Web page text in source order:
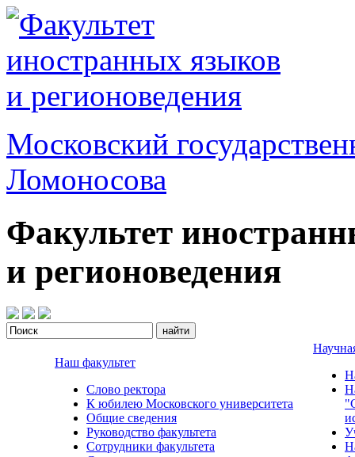
Московский
Ломоносова
Факультет
и регионоведения
Наш факультет
Слово ректора
К юбилею Московского университета
Общие сведения
Руководство факультета
Сотрудники факультета